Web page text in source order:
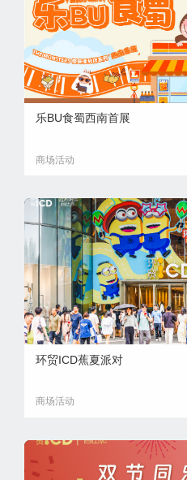
乐BU食蜀西南首展
商场活动
环贸ICD蕉夏派对
商场活动